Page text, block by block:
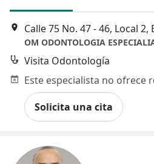
Calle 75 No. 47 - 46, Local
OM ODONTOLOGIA
Visita Odontología
Solicita una cita